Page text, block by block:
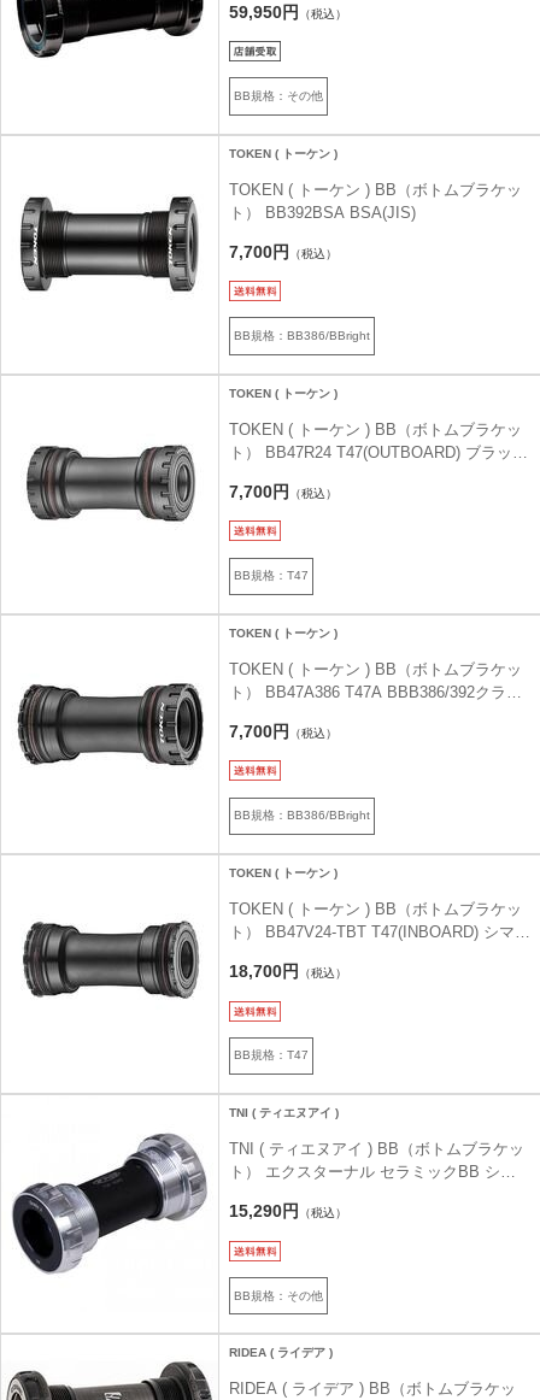
59,950円 （税込）
BB規格：その他
TOKEN ( トーケン )
TOKEN ( トーケン ) BB（ボトムブラケッ
ト） BB392BSA BSA(JIS)
7,700円 （税込）
BB規格：BB386/BBright
TOKEN ( トーケン )
TOKEN ( トーケン ) BB（ボトムブラケッ
ト） BB47R24 T47(OUTBOARD) ブラック
7,700円 （税込）
BB規格：T47
TOKEN ( トーケン )
TOKEN ( トーケン ) BB（ボトムブラケッ
ト） BB47A386 T47A BBB386/392クラン
7,700円 （税込）
BB規格：BB386/BBright
TOKEN ( トーケン )
TOKEN ( トーケン ) BB（ボトムブラケッ
ト） BB47V24-TBT T47(INBOARD) シマノ
18,700円 （税込）
BB規格：T47
TNI ( ティエヌアイ )
TNI ( ティエヌアイ ) BB（ボトムブラケッ
ト） エクスターナル セラミックBB シル
15,290円 （税込）
BB規格：その他
RIDEA ( ライデア )
RIDEA ( ライデア ) BB（ボトムブラケッ